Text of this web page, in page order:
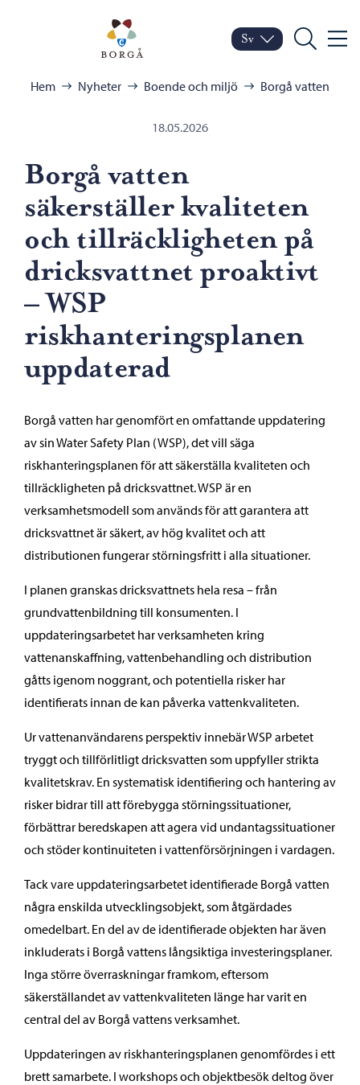
Porvoo – Gå till
Byt språk
Nuvarande språk:
Sv
Sök Meny
Bläddra:
Hem Nyheter Boende och miljö Borgå vatten
18.05.2026
Borgå vatten
säkerställer kvaliteten
och tillräckligheten på
dricksvattnet proaktivt
– WSP
riskhanteringsplanen
uppdaterad
Borgå vatten har genomfört en omfattande uppdatering
av sin Water Safety Plan (WSP), det vill säga
riskhanteringsplanen för att säkerställa kvaliteten och
tillräckligheten på dricksvattnet. WSP är en
verksamhetsmodell som används för att garantera att
dricksvattnet är säkert, av hög kvalitet och att
distributionen fungerar störningsfritt i alla situationer.
I planen granskas dricksvattnets hela resa – från
grundvattenbildning till konsumenten. I
uppdateringsarbetet har verksamheten kring
vattenanskaffning, vattenbehandling och distribution
gåtts igenom noggrant, och potentiella risker har
identifierats innan de kan påverka vattenkvaliteten.
Ur vattenanvändarens perspektiv innebär WSP arbetet
tryggt och tillförlitligt dricksvatten som uppfyller strikta
kvalitetskrav. En systematisk identifiering och hantering av
risker bidrar till att förebygga störningssituationer,
förbättrar beredskapen att agera vid undantagssituationer
och stöder kontinuiteten i vattenförsörjningen i vardagen.
Tack vare uppdateringsarbetet identifierade Borgå vatten
några enskilda utvecklingsobjekt, som åtgärdades
omedelbart. En del av de identifierade objekten har även
inkluderats i Borgå vattens långsiktiga investeringsplaner.
Inga större överraskningar framkom, eftersom
säkerställandet av vattenkvaliteten länge har varit en
central del av Borgå vattens verksamhet.
Uppdateringen av riskhanteringsplanen genomfördes i ett
brett samarbete. I workshops och objektbesök deltog över